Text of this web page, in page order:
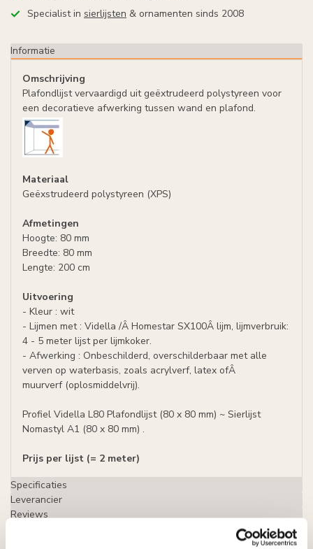
Specialist in sierlijsten & ornamenten sinds 2008
Informatie
Omschrijving
Plafondlijst vervaardigd uit geëxtrudeerd polystyreen voor
een decoratieve afwerking tussen wand en plafond.
Materiaal
Geëxstrudeerd polystyreen (XPS)
Afmetingen
Hoogte: 80 mm
Breedte: 80 mm
Lengte: 200 cm
Uitvoering
- Kleur : wit
- Lijmen met : Vidella /Â Homestar SX100Â lijm, lijmverbruik:
4 - 5 meter lijst per lijmkoker.
- Afwerking : Onbeschilderd, overschilderbaar met alle
verven op waterbasis, zoals acrylverf, latex ofÂ
muurverf (oplosmiddelvrij).
Profiel Vidella L80 Plafondlijst (80 x 80 mm) ~ Sierlijst
Nomastyl A1 (80 x 80 mm) .
Prijs per lijst (= 2 meter)
Specificaties
Leverancier
Reviews